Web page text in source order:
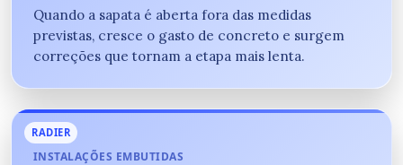
Quando a sapata é aberta fora das medidas
previstas, cresce o gasto de concreto e surgem
correções que tornam a etapa mais lenta.
RADIER
INSTALAÇÕES EMBUTIDAS